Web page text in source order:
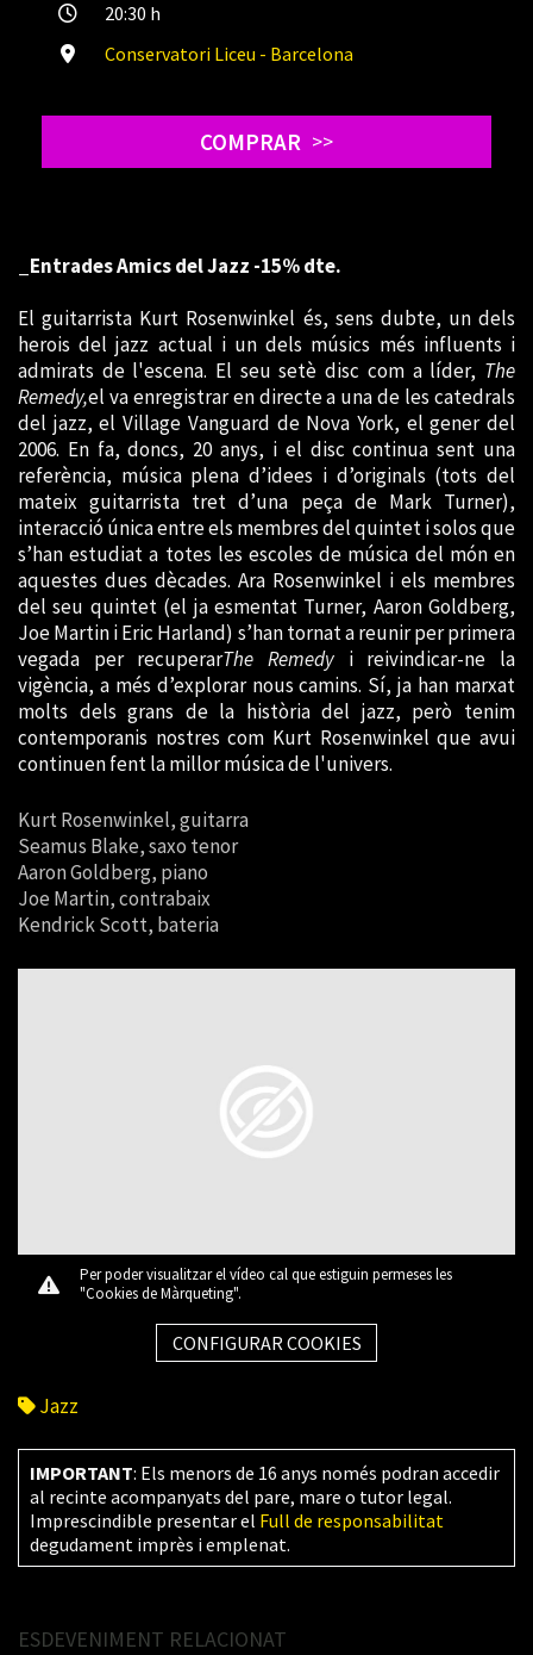
20:30 h
Conservatori Liceu - Barcelona
COMPRAR >>
_Entrades Amics del Jazz -15% dte.
El guitarrista Kurt Rosenwinkel és, sens dubte, un dels
herois del jazz actual i un dels músics més influents i
admirats de l'escena. El seu setè disc com a líder, The
Remedy,el va enregistrar en directe a una de les catedrals
del jazz, el Village Vanguard de Nova York, el gener del
2006. En fa, doncs, 20 anys, i el disc continua sent una
referència, música plena d’idees i d’originals (tots del
mateix guitarrista tret d’una peça de Mark Turner),
interacció única entre els membres del quintet i solos que
s’han estudiat a totes les escoles de música del món en
aquestes dues dècades. Ara Rosenwinkel i els membres
del seu quintet (el ja esmentat Turner, Aaron Goldberg,
Joe Martin i Eric Harland) s’han tornat a reunir per primera
vegada per recuperarThe Remedy i reivindicar-ne la
vigència, a més d’explorar nous camins. Sí, ja han marxat
molts dels grans de la història del jazz, però tenim
contemporanis nostres com Kurt Rosenwinkel que avui
continuen fent la millor música de l'univers.
Kurt Rosenwinkel, guitarra
Seamus Blake, saxo tenor
Aaron Goldberg, piano
Joe Martin, contrabaix
Kendrick Scott, bateria
Per poder visualitzar el vídeo cal que estiguin permeses les
"Cookies de Màrqueting".
CONFIGURAR COOKIES
Jazz
IMPORTANT: Els menors de 16 anys només podran accedir
al recinte acompanyats del pare, mare o tutor legal.
Imprescindible presentar el Full de responsabilitat
degudament imprès i emplenat.
ESDEVENIMENT RELACIONAT